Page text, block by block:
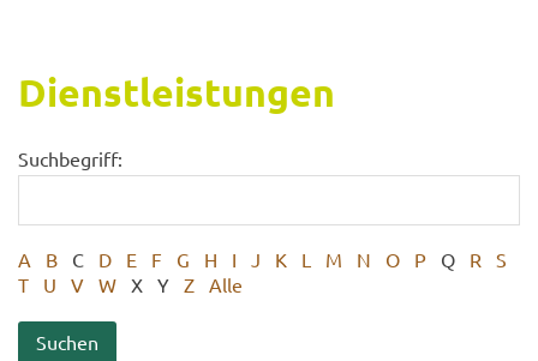
Dienst­leis­tun­gen
Suchbegriff:
A B C D E F G H I J K L M N O P Q R
S
T
U V W X Y Z Alle